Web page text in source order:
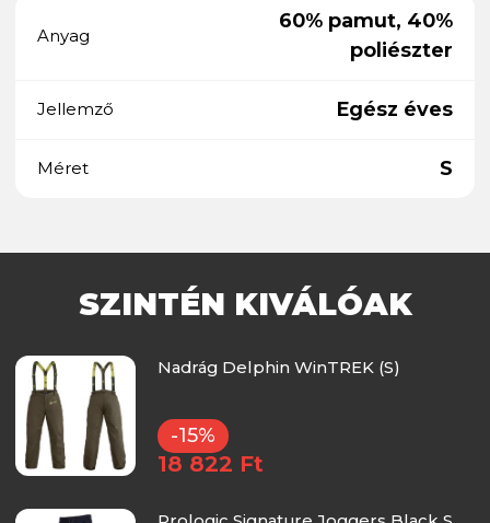
Anyag
60% pamut, 40%
poliészter
Jellemző Egész éves
Méret S
SZINTÉN KIVÁLÓAK
Nadrág Delphin WinTREK (S)
-15%
18 822 Ft